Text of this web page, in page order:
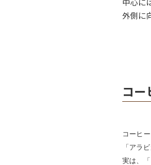
外側に
コ
コーヒ
「アラ
実は、